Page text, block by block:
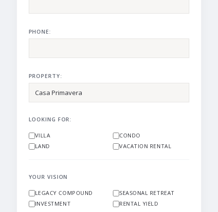
PHONE:
PROPERTY:
LOOKING FOR:
VILLA
CONDO
LAND
VACATION RENTAL
YOUR VISION
LEGACY COMPOUND
SEASONAL RETREAT
INVESTMENT
RENTAL YIELD